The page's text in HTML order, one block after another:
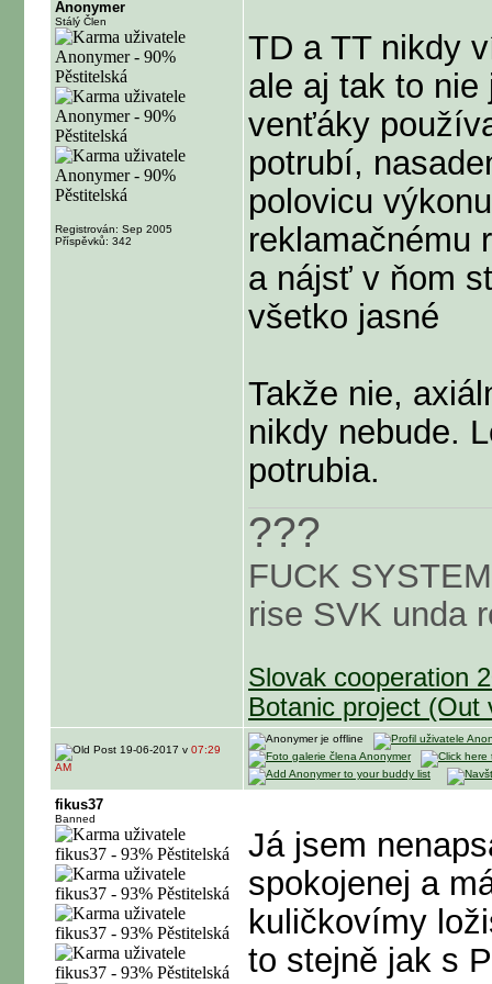
Anonymer
Stálý Člen
Registrován: Sep 2005
Příspěvků: 342
TD a TT nikdy
ale aj tak to nie
venťáky
potrubí,
polovicu
reklamačnému
a nájsť v ňom
všetko jasné
Takže nie,
nikdy nebude.
potrubia.
???
FUCK SYSTEM
rise SVK unda
Slovak cooperation
Botanic project (Out
19-06-2017 v 07:29
AM
fikus37
Banned
Já jsem
spokojenej a
kuličkovímy
to stejně jak s